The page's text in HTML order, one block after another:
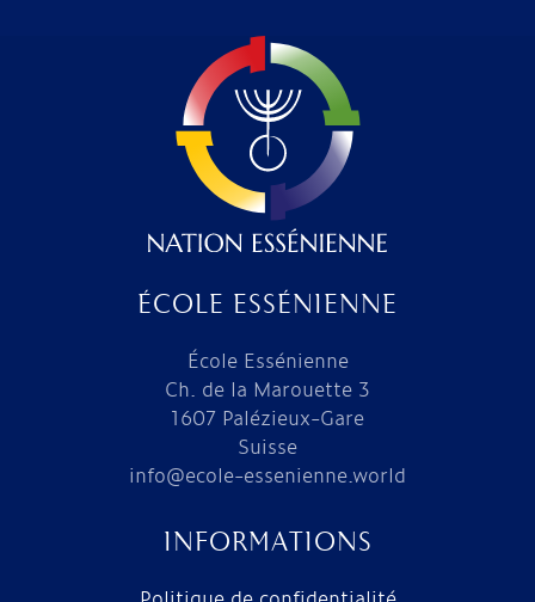
ÉCOLE ESSÉNIENNE
École Essénienne
Ch. de la Marouette 3
1607 Palézieux-Gare
Suisse
info@ecole-essenienne.world
INFORMATIONS